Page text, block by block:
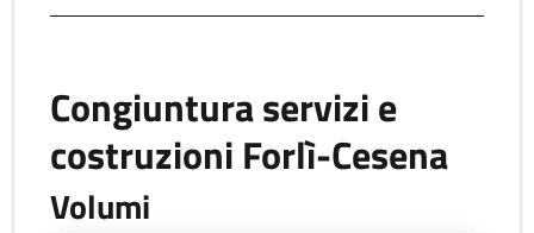
Congiuntura servizi e
costruzioni Forlì-Cesena
Volumi